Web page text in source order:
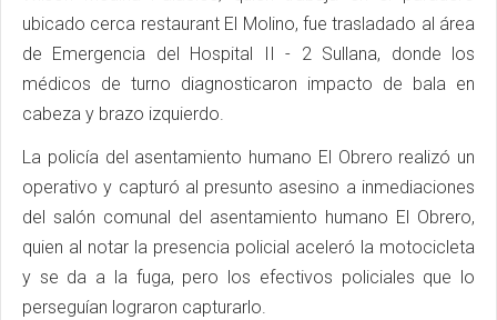
ubicado cerca restaurant El Molino, fue trasladado al área
de Emergencia del Hospital II - 2 Sullana, donde los
médicos de turno diagnosticaron impacto de bala en
cabeza y brazo izquierdo.
La policía del asentamiento humano El Obrero realizó un
operativo y capturó al presunto asesino a inmediaciones
del salón comunal del asentamiento humano El Obrero,
quien al notar la presencia policial aceleró la motocicleta
y se da a la fuga, pero los efectivos policiales que lo
perseguían lograron capturarlo.